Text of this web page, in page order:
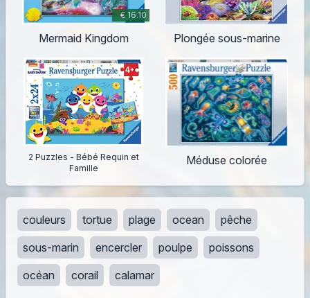
€ 16.10
Mermaid Kingdom Plongée sous-marine
2 Puzzles - Bébé Requin et
Famille
Méduse colorée
couleurs tortue plage ocean
pêche
sous-marin
encercler poulpe
poissons
océan
corail calamar